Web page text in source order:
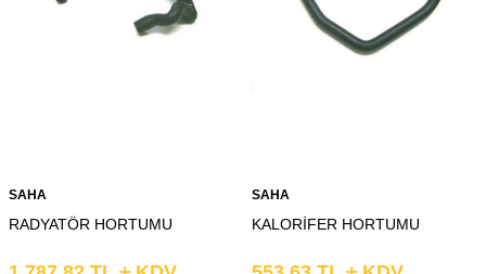
SAHA
RADYATÖR HORTUMU
SAHA
KALORİFER HORTUMU